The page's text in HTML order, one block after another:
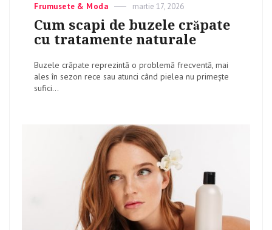
Categories
Frumusete & Moda
Posted
on
martie 17, 2026
Cum scapi de buzele crăpate
cu tratamente naturale
Buzele crăpate reprezintă o problemă frecventă, mai
ales în sezon rece sau atunci când pielea nu primește
sufici...